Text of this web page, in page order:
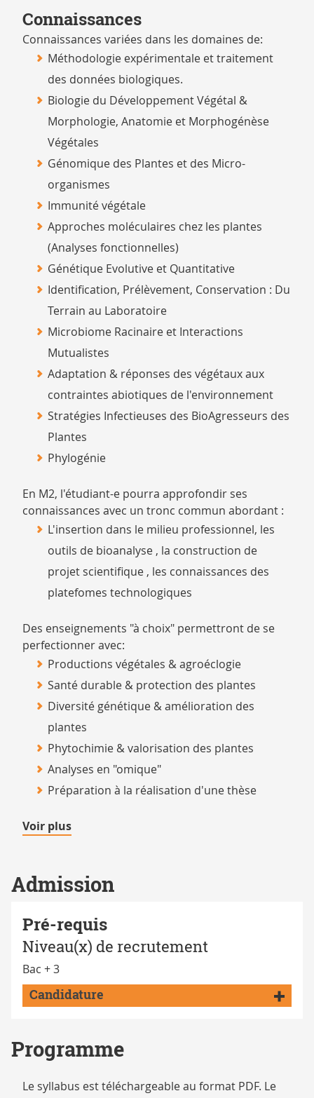
Connaissances
Connaissances variées dans les domaines de:
Méthodologie expérimentale et traitement
des données biologiques.
Biologie du Développement Végétal &
Morphologie, Anatomie et Morphogénèse
Végétales
Génomique des Plantes et des Micro-
organismes
Immunité végétale
Approches moléculaires chez les plantes
(Analyses fonctionnelles)
Génétique Evolutive et Quantitative
Identification, Prélèvement, Conservation : Du
Terrain au Laboratoire
Microbiome Racinaire et Interactions
Mutualistes
Adaptation & réponses des végétaux aux
contraintes abiotiques de l'environnement
Stratégies Infectieuses des BioAgresseurs des
Plantes
Phylogénie
En M2, l'étudiant-e pourra approfondir ses
connaissances avec un tronc commun abordant :
L'insertion dans le milieu professionnel, les
outils de bioanalyse , la construction de
projet scientifique , les connaissances des
platefomes technologiques
Des enseignements "à choix" permettront de se
perfectionner avec:
Productions végétales & agroéclogie
Santé durable & protection des plantes
Diversité génétique & amélioration des
plantes
Phytochimie & valorisation des plantes
Analyses en "omique"
Préparation à la réalisation d'une thèse
Voir plusde
Admission
Pré-requis
Niveau(x) de recrutement
Bac + 3
Candidature
Programme
Le syllabus est téléchargeable au format PDF. Le